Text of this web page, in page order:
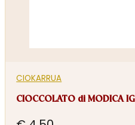
CIOKARRUA
CIOCCOLATO di MODICA